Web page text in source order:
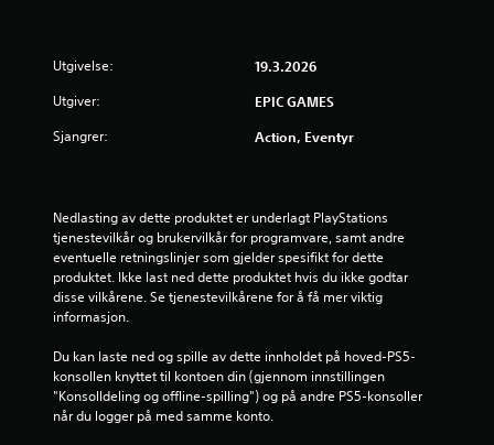
s
t
Utgivelse: 19.3.2026
Utgiver: EPIC GAMES
Sjangrer: Action, Eventyr
Nedlasting av dette produktet er underlagt PlayStations
tjenestevilkår og brukervilkår for programvare, samt andre
eventuelle retningslinjer som gjelder spesifikt for dette
produktet. Ikke last ned dette produktet hvis du ikke godtar
disse vilkårene. Se tjenestevilkårene for å få mer viktig
informasjon.
Du kan laste ned og spille av dette innholdet på hoved-PS5-
konsollen knyttet til kontoen din (gjennom innstillingen
"Konsolldeling og offline-spilling") og på andre PS5-konsoller
når du logger på med samme konto.